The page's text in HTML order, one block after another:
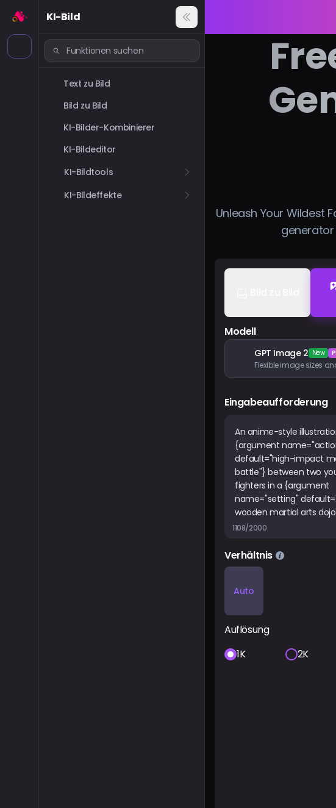
KI-Bild
Text zu Bild
Bild zu Bild
KI-Bilder-Kombinierer
KI-Bildeditor
KI-Bildtools
KI-Bildeffekte
Unleash Your Wildest
Modell
GPT Image 2 New
Eingabeaufforderung
1108/2000
Verhältnis
Auto
Auflösung
1K
2K